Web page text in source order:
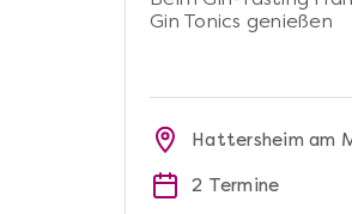
Gin Tonics genießen
Hattersheim am
2 Termine